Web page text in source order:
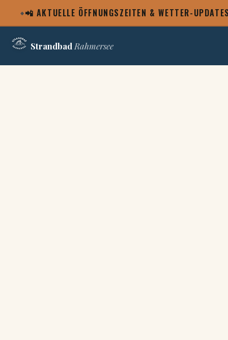
📲 AKTUELLE ÖFFNUNGSZEITEN & WETTER-
Strandbad Rahmersee